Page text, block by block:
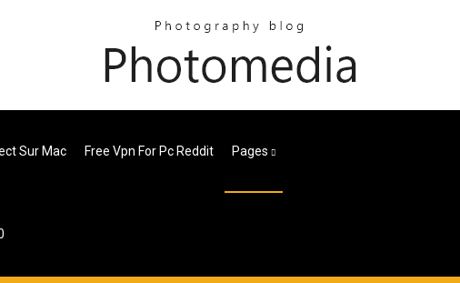
Sur Mac Free Vpn For Pc Reddit Pages